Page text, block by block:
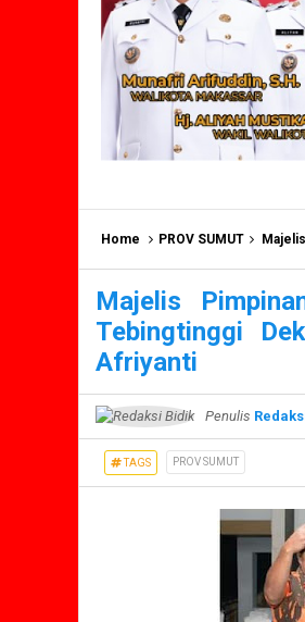
Home PROV SUMUT Majelis
Majelis
Tebingtinggi
Afriyanti
Penulis
TAGS PROV SUMUT